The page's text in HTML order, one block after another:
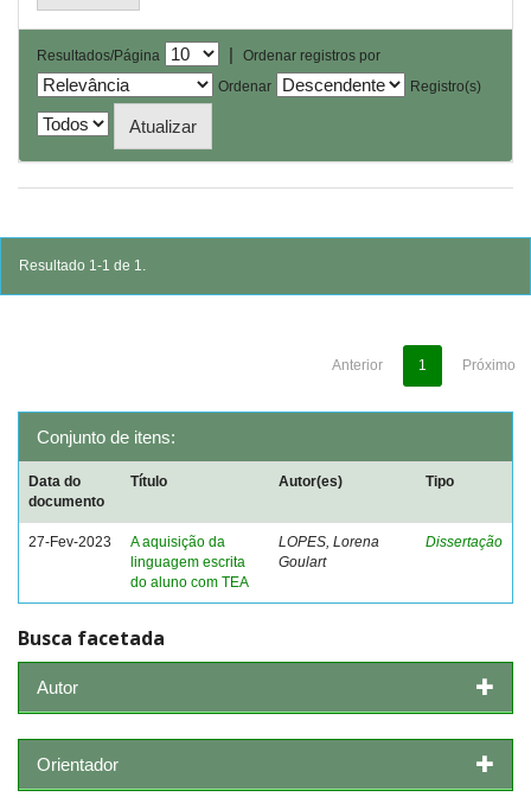
Resultados/Página |
Ordenar registros por
Ordenar
Registro(s)
Resultado 1-1 de 1.
Anterior 1 Próximo
Conjunto de itens:
Data do
documento
Título Autor(es) Tipo
27-Fev-2023
A aquisição da
linguagem escrita
do aluno com TEA
LOPES, Lorena
Goulart
Dissertação
Busca facetada
Autor
Orientador